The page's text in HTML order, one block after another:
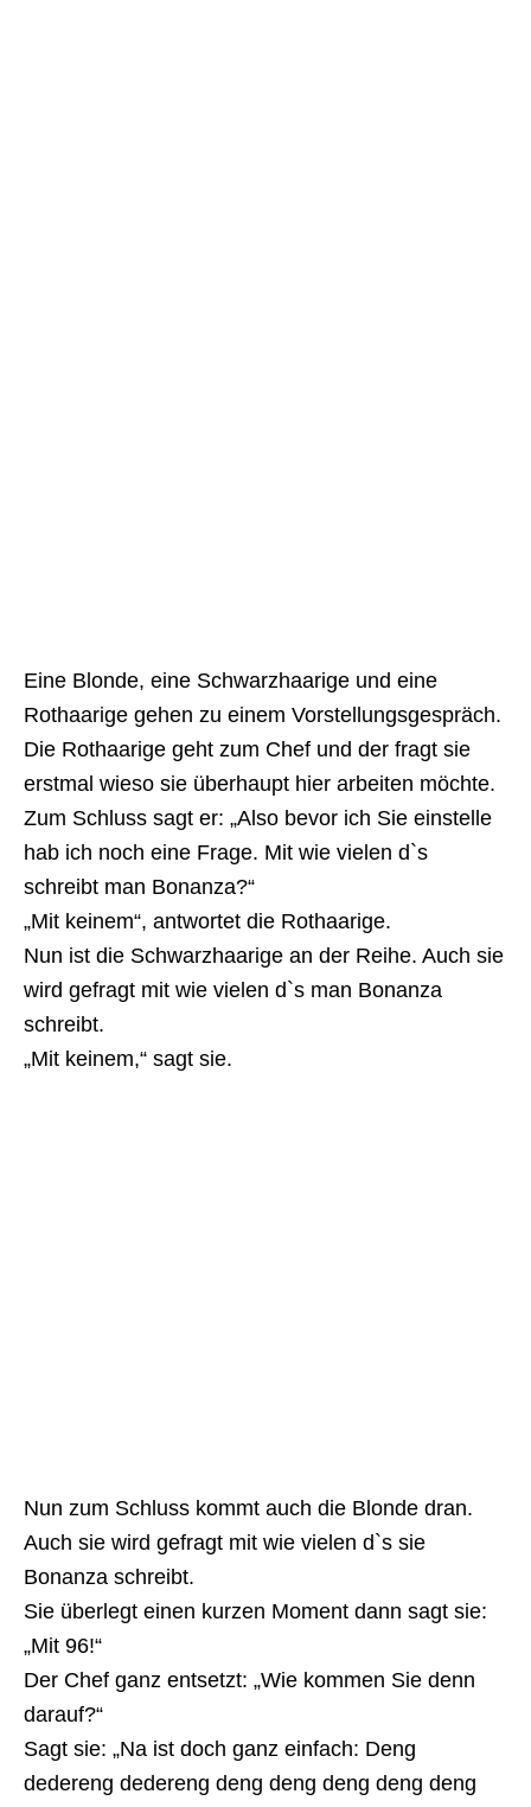
Eine Blonde, eine Schwarzhaarige und eine
Rothaarige gehen zu einem Vorstellungsgespräch.
Die Rothaarige geht zum Chef und der fragt sie
erstmal wieso sie überhaupt hier arbeiten möchte.
Zum Schluss sagt er: „Also bevor ich Sie einstelle
hab ich noch eine Frage. Mit wie vielen d`s
schreibt man Bonanza?“
„Mit keinem“, antwortet die Rothaarige.
Nun ist die Schwarzhaarige an der Reihe. Auch sie
wird gefragt mit wie vielen d`s man Bonanza
schreibt.
„Mit keinem,“ sagt sie.
Nun zum Schluss kommt auch die Blonde dran.
Auch sie wird gefragt mit wie vielen d`s sie
Bonanza schreibt.
Sie überlegt einen kurzen Moment dann sagt sie:
„Mit 96!“
Der Chef ganz entsetzt: „Wie kommen Sie denn
darauf?“
Sagt sie: „Na ist doch ganz einfach: Deng
dedereng dedereng deng deng deng deng deng